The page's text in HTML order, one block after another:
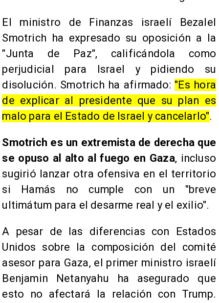
El ministro de Finanzas israelí Bezalel
Smotrich ha expresado su oposición a la
"Junta de Paz", calificándola como
perjudicial para Israel y pidiendo su
disolución. Smotrich ha afirmado: "Es hora
de explicar al presidente que su plan es
malo para el Estado de Israel y cancelarlo".
Smotrich es un extremista de derecha que
se opuso al alto al fuego en Gaza, incluso
sugirió lanzar otra ofensiva en el territorio
si Hamás no cumple con un "breve
ultimátum para el desarme real y el exilio".
A pesar de las diferencias con Estados
Unidos sobre la composición del comité
asesor para Gaza, el primer ministro israelí
Benjamin Netanyahu ha asegurado que
esto no afectará la relación con Trump.